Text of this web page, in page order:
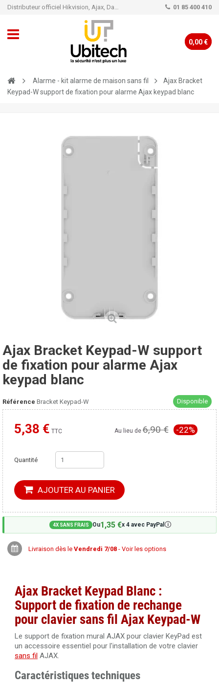
Distributeur officiel Hikvision, Ajax, Dahua, TP-Link - Caméra de vidéo surveillance - Alarme 01 85 400 410
0,00 €
Alarme - kit alarme de maison sans fil
Ajax Bracket
Keypad-W support de fixation pour alarme Ajax keypad blanc
Ajax Bracket Keypad-W support
de fixation pour alarme Ajax
keypad blanc
Référence Bracket Keypad-W Disponible
5,38 € TTC
Moins cher ailleurs ? Au lieu de6,90 € -22%
Quantité
AJOUTER AU PANIER
4X SANS FRAIS Ou1,35 €x 4 avec PayPal🛈
Livraison dès le Vendredi 7/08 - Voir les options
Ajax Bracket Keypad Blanc :
Support de fixation de rechange
pour clavier sans fil Ajax Keypad-W
Le support de fixation mural AJAX pour clavier KeyPad est
un accessoire essentiel pour l'installation de votre clavier
sans fil AJAX.
Caractéristiques techniques